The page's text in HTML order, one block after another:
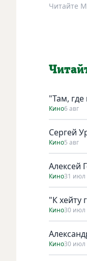
Читайте
"Там,
Кино6 авг
Сергей
Кино5 авг
Алексей
Кино31 июл
"К хейту
Кино30 июл
Кино30 июл